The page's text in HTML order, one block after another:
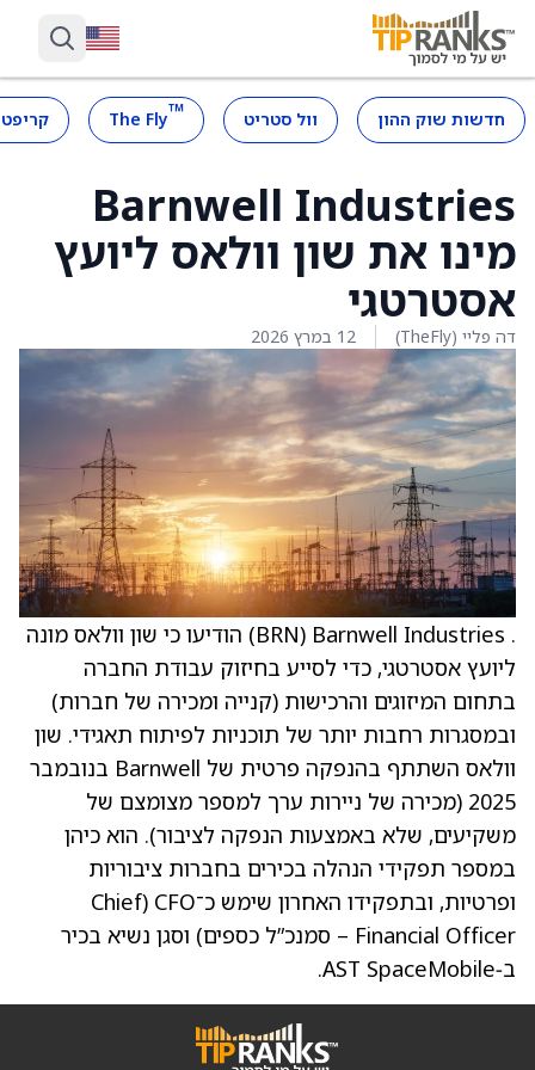
חדשות שוק ההון וול סטריט ™
The Fly
Barnwell Industries
מינו את שון וולאס ליועץ
אסטרטגי
דה פליי (TheFly) 12 במרץ 2026
. Barnwell Industries ‏(BRN) הודיעו כי שון וולאס מונה
ליועץ אסטרטגי, כדי לסייע בחיזוק עבודת החברה
בתחום המיזוגים והרכישות (קנייה ומכירה של חברות)
ובמסגרות רחבות יותר של תוכניות לפיתוח תאגידי. שון
וולאס השתתף בהנפקה פרטית של Barnwell בנובמבר
2025 (מכירה של ניירות ערך למספר מצומצם של
משקיעים, שלא באמצעות הנפקה לציבור). הוא כיהן
במספר תפקידי הנהלה בכירים בחברות ציבוריות
ופרטיות, ובתפקידו האחרון שימש כ־CFO (Chief
Financial Officer – סמנכ”ל כספים) וסגן נשיא בכיר
ב‑AST SpaceMobile.